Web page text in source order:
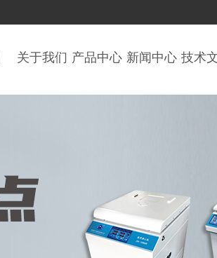
关于我们 产品中心 新闻中心 技术